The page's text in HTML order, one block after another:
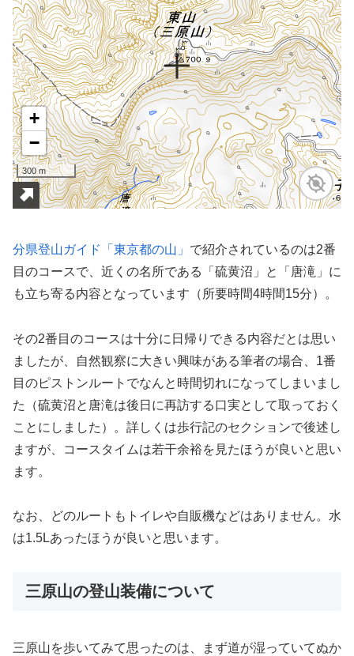
分県登山ガイド「東京都の山」 で紹介されているのは2番
目のコースで、近くの名所である「硫黄沼」と「唐滝」に
も立ち寄る内容となっています（所要時間4時間15分）。
その2番目のコースは十分に日帰りできる内容だとは思い
ましたが、自然観察に大きい興味がある筆者の場合、1番
目のピストンルートでなんと時間切れになってしまいまし
た（硫黄沼と唐滝は後日に再訪する口実として取っておく
ことにしました）。詳しくは歩行記のセクションで後述し
ますが、コースタイムは若干余裕を見たほうが良いと思い
ます。
なお、どのルートもトイレや自販機などはありません。水
は1.5Lあったほうが良いと思います。
三原山の登山装備について
三原山を歩いてみて思ったのは、まず道が湿っていてぬか